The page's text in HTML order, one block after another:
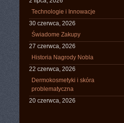
Technologie i Innowacje
30 czerwca, 2026
Świadome Zakupy
27 czerwca, 2026
Historia Nagrody Nobla
22 czerwca, 2026
Dermokosmetyki i skóra
problematyczna
20 czerwca, 2026